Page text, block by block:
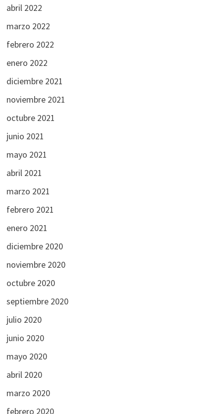
abril 2022
marzo 2022
febrero 2022
enero 2022
diciembre 2021
noviembre 2021
octubre 2021
junio 2021
mayo 2021
abril 2021
marzo 2021
febrero 2021
enero 2021
diciembre 2020
noviembre 2020
octubre 2020
septiembre 2020
julio 2020
junio 2020
mayo 2020
abril 2020
marzo 2020
febrero 2020